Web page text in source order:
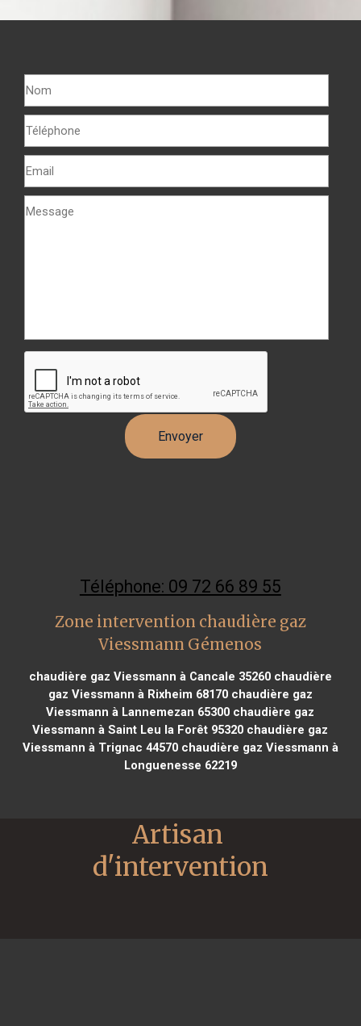
Téléphone: 09 72 66 89 55
Zone intervention chaudière gaz
Viessmann Gémenos
chaudière gaz Viessmann à Cancale 35260chaudière
gaz Viessmann à Rixheim 68170chaudière gaz
Viessmann à Lannemezan 65300 chaudière gaz
Viessmann à Saint Leu la Forêt 95320 chaudière gaz
Viessmann à Trignac 44570chaudière gaz Viessmann à
Longuenesse 62219
Artisan
d'intervention